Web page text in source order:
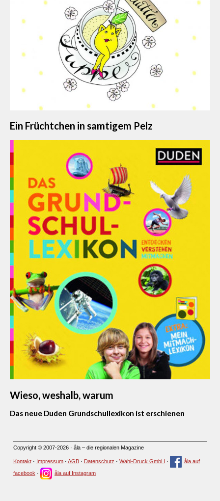
Ein Früchtchen in samtigem Pelz
Wieso, weshalb, warum
Das neue Duden Grundschullexikon ist erschienen
Copyright © 2007-2026 · åla – die regionalen Magazine
Kontakt· Impressum· AGB· Datenschutz · Wahl-Druck GmbH ·
åla auf
facebook · åla auf Instagram